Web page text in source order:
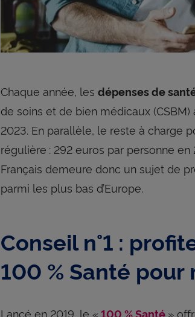
Chaque année, les dépenses de
de soins et de bien médicaux
2023. En parallèle, le reste à charge
régulière : 292 euros par personne
Français demeure donc un sujet de
parmi les plus bas d’Europe.
Conseil n°1 :
100 % Santé
Lancé en 2019, le « 100 % Santé »